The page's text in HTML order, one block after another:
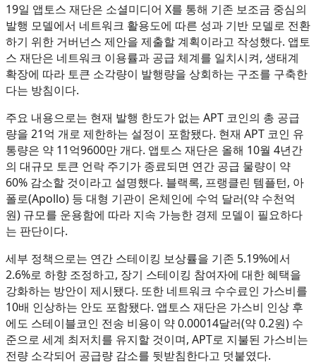
19일 앱토스 재단은 소셜미디어 X를 통해 기존 보조금 중심의
발행 모델에서 네트워크 활용도에 따른 성과 기반 모델로 전환
하기 위한 거버넌스 제안을 제출할 계획이라고 작성했다. 앱토
스 재단은 네트워크 이용률과 공급 체계를 일치시켜, 생태계
확장에 따라 토큰 소각량이 발행량을 상회하는 구조를 구축한
다는 방침이다.
주요 내용으로는 현재 발행 한도가 없는 APT 코인의 총 공급
량을 21억 개로 제한하는 설정이 포함됐다. 현재 APT 코인 유
통량은 약 11억9600만 개다. 앱토스 재단은 올해 10월 4년간
의 대규모 토큰 언락 주기가 종료되면 연간 공급 물량이 약
60% 감소할 것이라고 설명했다. 블랙록, 프랭클린 템플턴, 아
폴로(Apollo) 등 대형 기관이 온체인에 수억 달러(약 수천억
원) 규모를 운용함에 따라 지속 가능한 경제 모델이 필요하다
는 판단이다.
세부 정책으로는 연간 스테이킹 보상률을 기존 5.19%에서
2.6%로 하향 조정하고, 장기 스테이킹 참여자에 대한 혜택을
강화하는 방안이 제시됐다. 또한 네트워크 수수료인 가스비를
10배 인상하는 안도 포함됐다. 앱토스 재단은 가스비 인상 후
에도 스테이블코인 전송 비용이 약 0.00014달러(약 0.2원) 수
준으로 세계 최저치를 유지할 것이며, APT로 지불된 가스비는
전량 소각되어 공급량 감소를 뒷받침한다고 덧붙였다.